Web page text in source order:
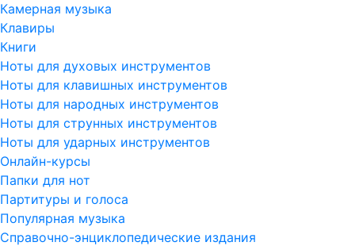
Камерная музыка
Клавиры
Книги
Ноты для духовых инструментов
Ноты для клавишных инструментов
Ноты для народных инструментов
Ноты для струнных инструментов
Ноты для ударных инструментов
Онлайн-курсы
Папки для нот
Партитуры и голоса
Популярная музыка
Справочно-энциклопедические издания